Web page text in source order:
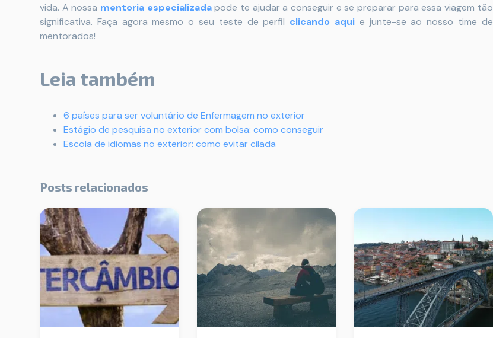
vida. A nossa mentoria especializadapode te ajudar a conseguir e se preparar para essa viagem tão
significativa. Faça agora mesmo o seu teste de perfil clicando aquie junte-se ao nosso time de
mentorados!
Leia também
6 países para ser voluntário de Enfermagem no exterior
Estágio de pesquisa no exterior com bolsa: como conseguir
Escola de idiomas no exterior: como evitar cilada
Posts relacionados